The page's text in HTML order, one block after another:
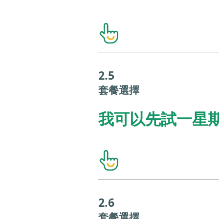
2.5
套餐選擇
我可以先試一星
2.6